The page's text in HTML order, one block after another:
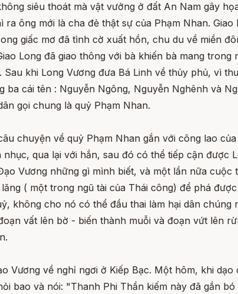
siêu thoát mà vật vưởng ở đất An Nam gây
ra ông mới là cha đẻ thật sự của Phạm Nhan.
giấc mơ đã tình cờ xuất hồn, chu du về miền
Long đã giao thông với bà khiến bà mang
khi Long Vương đưa Bá Linh về thủy phủ, vì
ba cái tên : Nguyễn Ngông, Nguyễn Nghênh và
gọi chung là quỷ Phạm Nhan.
chuyện về quỷ Phạm Nhan gắn với công lao
qua lại với hắn, sau đó có thể tiếp cận
Vương những gì mình biết, và một lần nữa
( một trong ngũ tài của Thái công) để phá
không cho nó có thể đầu thai làm hại dân
vất lên bờ - biến thành muỗi và đoạn vứt lên
Vương về nghỉ ngơi ở Kiếp Bạc. Một hôm, khi
bao và nói: "Thanh Phi Thần kiếm này đã gắn